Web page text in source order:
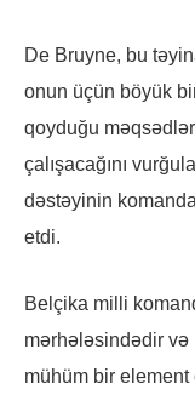
De Bruyne, bu
onun üçün böyük
qoyduğu
çalışacağını
dəstəyinin
etdi.
Belçika milli
mərhələsindədir və
mühüm bir element